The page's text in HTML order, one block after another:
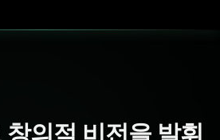
의적 비전을 발휘